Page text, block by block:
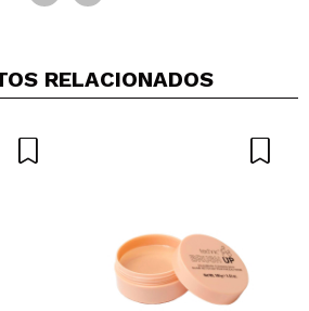
RELACIONADOS